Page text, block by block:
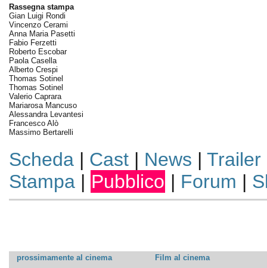
Rassegna stampa
Gian Luigi Rondi
Vincenzo Cerami
Anna Maria Pasetti
Fabio Ferzetti
Roberto Escobar
Paola Casella
Alberto Crespi
Thomas Sotinel
Thomas Sotinel
Valerio Caprara
Mariarosa Mancuso
Alessandra Levantesi
Francesco Alò
Massimo Bertarelli
Scheda| Cast| News | Trailer
Stampa| Pubblico | Forum |
prossimamente al cinema
Film al cinema